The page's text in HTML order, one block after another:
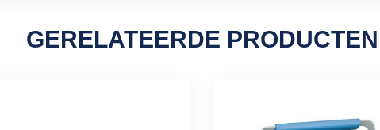
GERELATEERDE PRODUCTEN